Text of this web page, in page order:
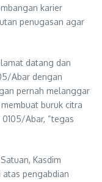
karier
penugasan agar
datang dan
Abar dengan
pernah melanggar
buruk citra
Abar, “tegas
Kasdim
atas pengabdian